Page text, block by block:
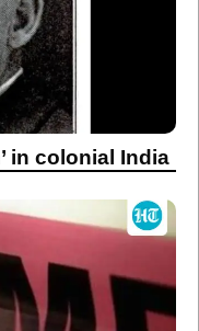
in colonial India